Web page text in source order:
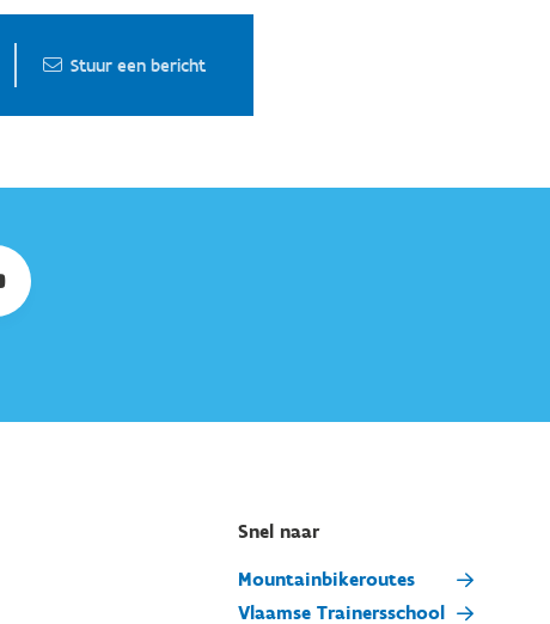
Stuur een bericht
Snel naar
Mountainbikeroutes
Vlaamse Trainersschool